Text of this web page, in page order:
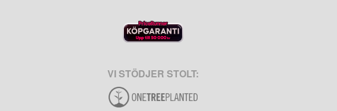
VI STÖDJER STOLT: